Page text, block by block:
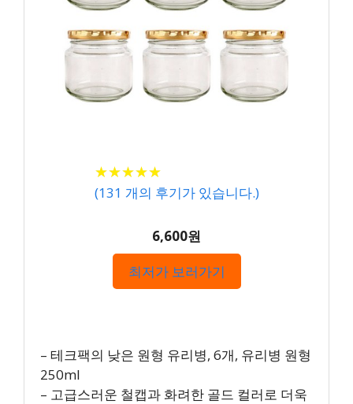
★★★★★
★★★★★
(131 개의 후기가 있습니다.)
6,600원
최저가 보러가기
– 테크팩의 낮은 원형 유리병, 6개, 유리병 원형
250ml
– 고급스러운 철캡과 화려한 골드 컬러로 더욱